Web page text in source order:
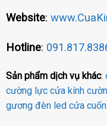
Website:
Hotline:
Sản phẩm dịch vụ khác:
cường lực cửa kính
gương đèn led cửa cuốn